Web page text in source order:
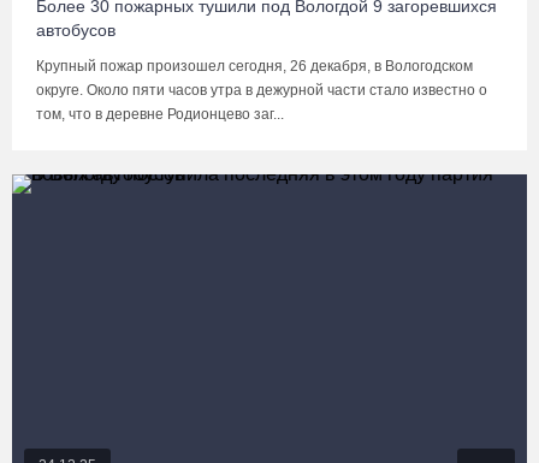
Более 30 пожарных тушили под Вологдой 9 загоревшихся
автобусов
Крупный пожар произошел сегодня, 26 декабря, в Вологодском
округе. Около пяти часов утра в дежурной части стало известно о
том, что в деревне Родионцево заг...